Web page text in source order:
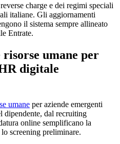
charge e dei regimi speciali
italiane. Gli aggiornamenti
il sistema sempre allineato
Entrate.
umane per
digitale
umane per aziende emergenti
dal recruiting
online semplificano la
screening preliminare.